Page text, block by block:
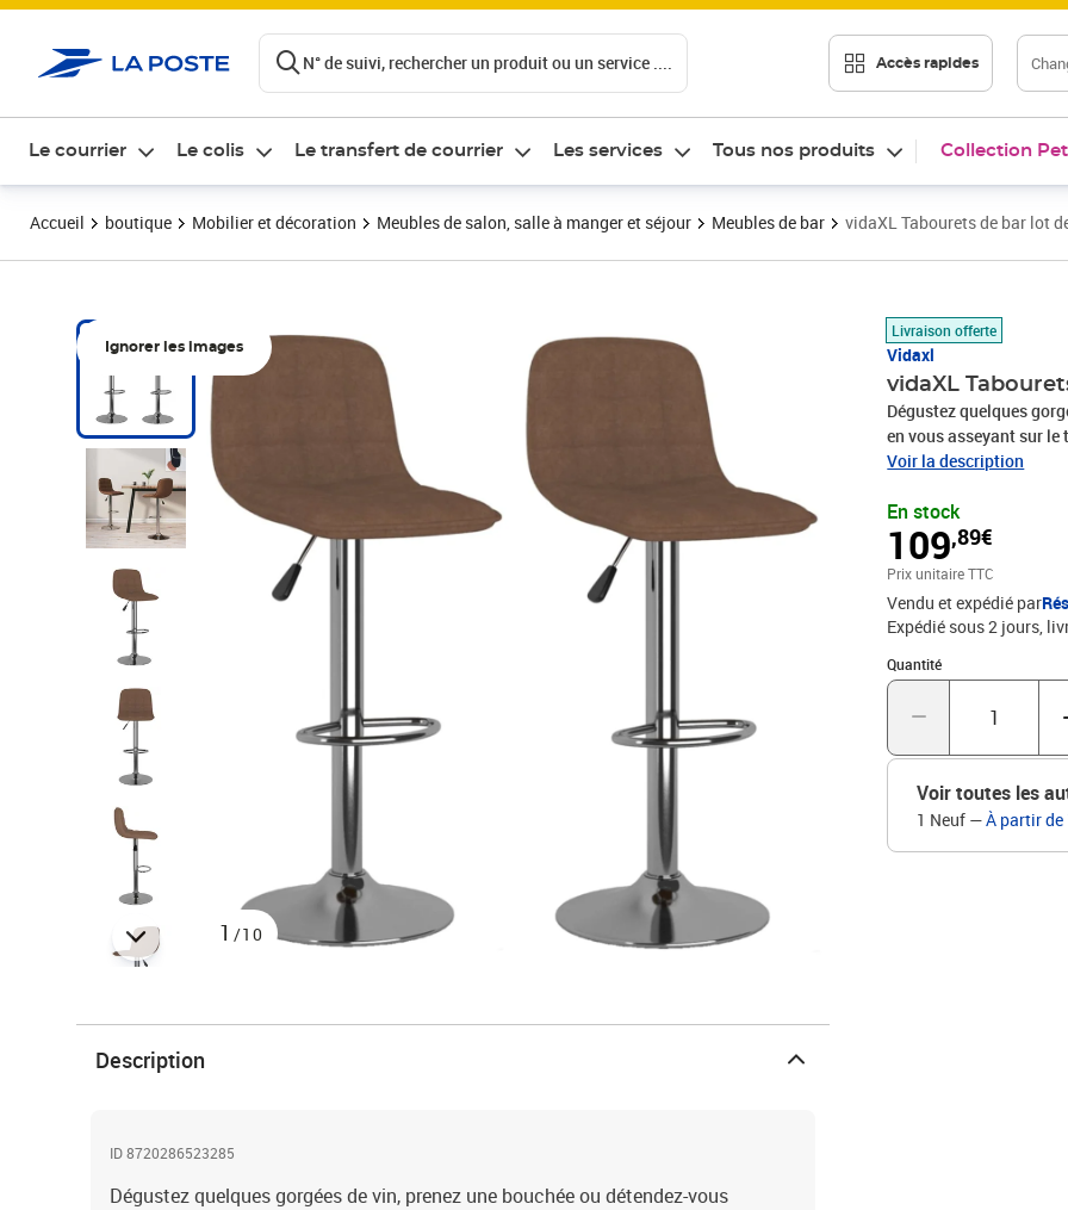
N° de suivi, rechercher un produit ou un service .... Accès rapides
Le courrier Le colis Le transfert de courrier Les services Tous nos produits Collection
Accueil boutique Mobilier et décoration Meubles de salon, salle à manger et séjour Meubles de bar vidaXL Tabourets de bar lot
Ignorer les images
1 /10
Livraison offerte
Vidaxl
vidaXL
Dégustez quelques
en vous asseyant sur
chaises de bar vous
supplémentaire. De
comptoir peut être
salle à manger
grande
polyester)Dimensions
35 cmDiamètre de la
gazAvec repose-pied
tabouret de bar
Voir la description
En stock
109,89€
Prix 109,89€
Prix unitaire TTC
Vendu et expédié par
Expédié sous 2 jours
Quantité
Quantité : 1
Voir toutes les
1 Neuf —À partir de
Description
ID 8720286523285
Dégustez quelques gorgées de vin, prenez une bouchée ou détendez-vous